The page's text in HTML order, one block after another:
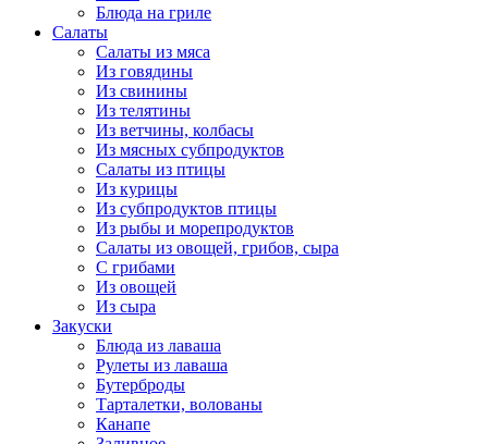
Блюда на гриле
Салаты
Салаты из мяса
Из говядины
Из свинины
Из телятины
Из ветчины, колбасы
Из мясных субпродуктов
Салаты из птицы
Из курицы
Из субпродуктов птицы
Из рыбы и морепродуктов
Салаты из овощей, грибов, сыра
С грибами
Из овощей
Из сыра
Закуски
Блюда из лаваша
Рулеты из лаваша
Бутерброды
Тарталетки, волованы
Канапе